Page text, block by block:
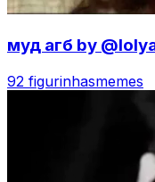
муд агб by
92 figurinhasmemes